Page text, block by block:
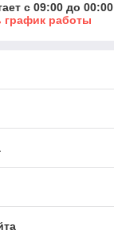
с 09:00 до 00:00
график работы